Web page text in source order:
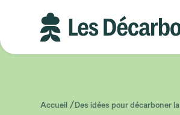
contenu
page
Accueil Des idées pour décarboner